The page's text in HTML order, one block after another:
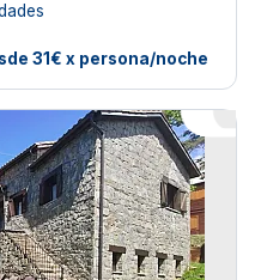
31€ x persona/noche